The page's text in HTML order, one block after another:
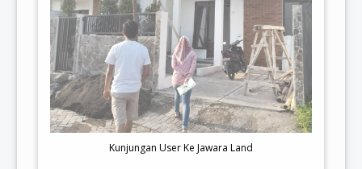
Kunjungan User Ke Jawara Land